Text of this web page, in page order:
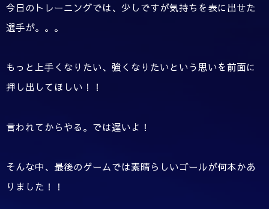
今日のトレーニングでは、少しですが気持ちを表に出せた
選手が。。。
もっと上手くなりたい、強くなりたいという思いを前面に
押し出してほしい！！
言われてからやる。では遅いよ！
そんな中、最後のゲームでは素晴らしいゴールが何本かあ
りました！！